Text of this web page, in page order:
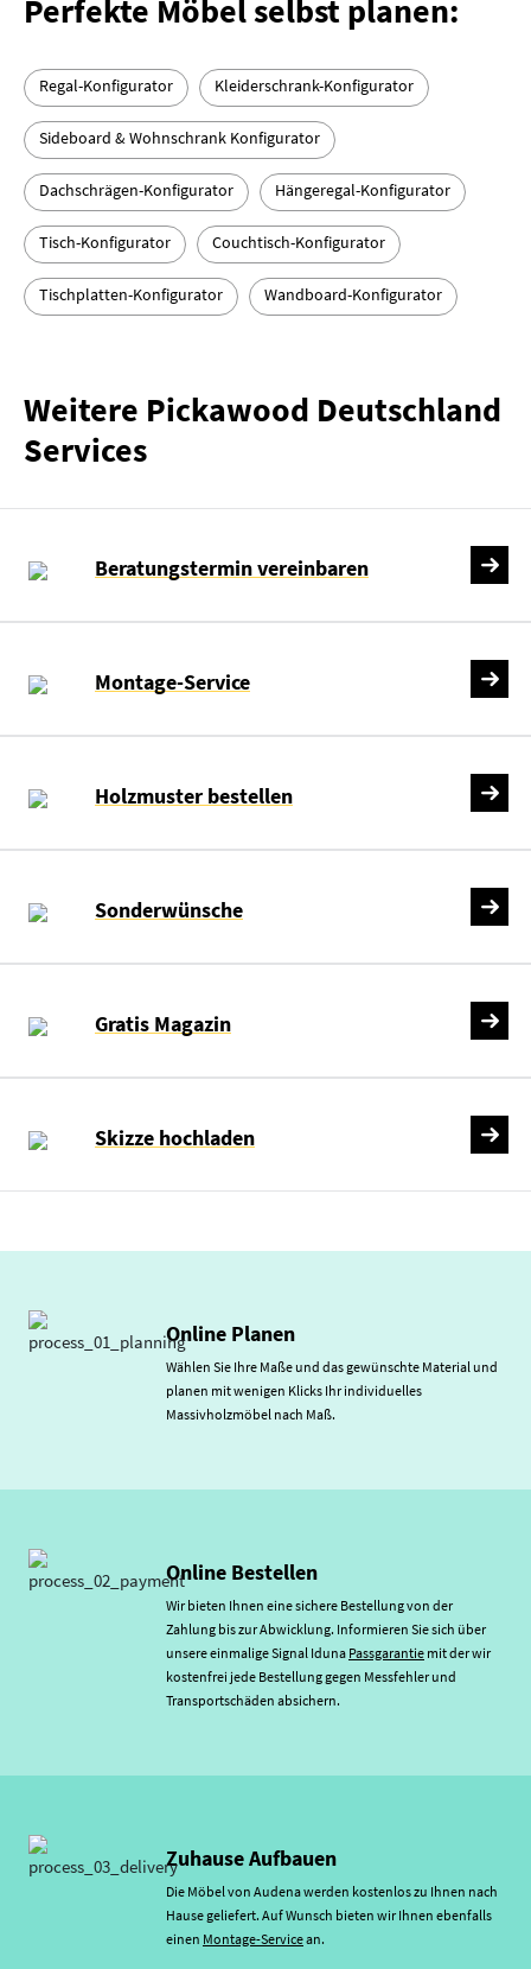
Perfekte Möbel selbst planen:
Regal-Konfigurator Kleiderschrank-Konfigurator
Sideboard & Wohnschrank Konfigurator
Dachschrägen-Konfigurator Hängeregal-Konfigurator
Tisch-Konfigurator Couchtisch-Konfigurator
Tischplatten-Konfigurator Wandboard-Konfigurator
Weitere Pickawood Deutschland
Services
Beratungstermin vereinbaren
Montage-Service
Holzmuster bestellen
Sonderwünsche
Gratis Magazin
Skizze hochladen
Online Planen
Wählen Sie Ihre Maße und das gewünschte Material und
planen mit wenigen Klicks Ihr individuelles
Massivholzmöbel nach Maß.
Online Bestellen
Wir bieten Ihnen eine sichere Bestellung von der
Zahlung bis zur Abwicklung. Informieren Sie sich über
unsere einmalige Signal Iduna Passgarantie mit der wir
kostenfrei jede Bestellung gegen Messfehler und
Transportschäden absichern.
Zuhause Aufbauen
Die Möbel von Audena werden kostenlos zu Ihnen nach
Hause geliefert. Auf Wunsch bieten wir Ihnen ebenfalls
einen Montage-Servicean.